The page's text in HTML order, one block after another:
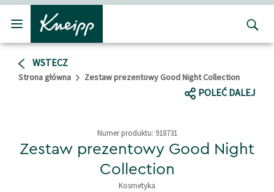
Przejdź do głównego menu
Przejdź do stopki
WSTECZ
Strona główna Zestaw prezentowy Good Night Collection
POLEĆ DALEJ
Numer produktu: 918731
Zestaw prezentowy Good Night
Collection
Kosmetyka